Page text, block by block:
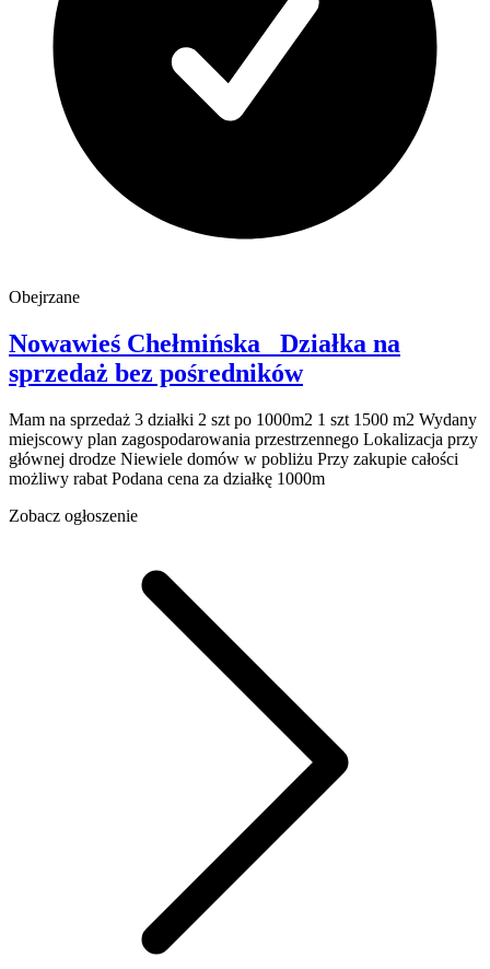
Obejrzane
Nowawieś Chełmińska
Działka na
sprzedaż bez pośredników
Mam na sprzedaż 3 działki 2 szt po 1000m2 1 szt 1500 m2 Wydany
miejscowy plan zagospodarowania przestrzennego Lokalizacja przy
głównej drodze Niewiele domów w pobliżu Przy zakupie całości
możliwy rabat Podana cena za działkę 1000m
Zobacz ogłoszenie